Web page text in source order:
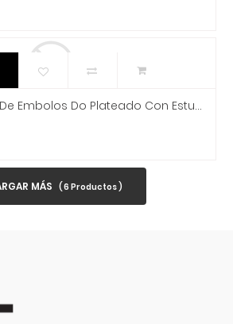
Jupiter - Trombón De Embolos Do Plateado Con Estuche Mod.JTB720VSQ
MÁS ( 6 Productos )